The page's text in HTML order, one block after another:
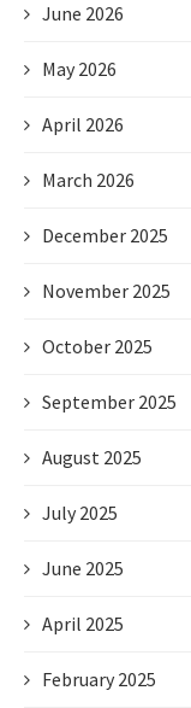
June 2026
May 2026
April 2026
March 2026
December 2025
November 2025
October 2025
September 2025
August 2025
July 2025
June 2025
April 2025
February 2025